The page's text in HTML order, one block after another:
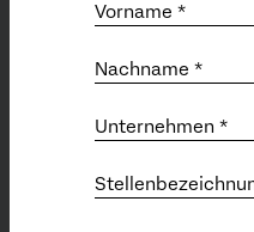
Vorname *
Nachname *
Unternehmen *
Qualtrics Community
Status (EN)